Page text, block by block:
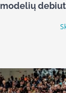
modelių